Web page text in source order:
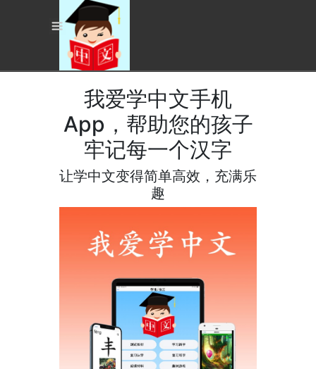
我爱学中文手机
App，帮助您的孩子
牢记每一个汉字
让学中文变得简单高效，充满乐
趣